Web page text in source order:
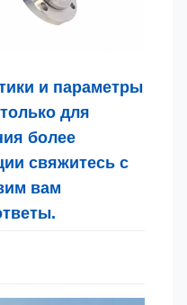
и параметры
для
более
свяжитесь с
вам